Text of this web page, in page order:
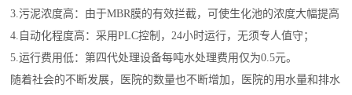
3.污泥浓度高：由于MBR膜的有效拦截，可使生化池的浓度大幅提高
4.自动化程度高：采用PLC控制，24小时运行，无须专人值守；
5.运行费用低：第四代处理设备每吨水处理费用仅为0.5元。
随着社会的不断发展，医院的数量也不断增加，医院的用水量和排水